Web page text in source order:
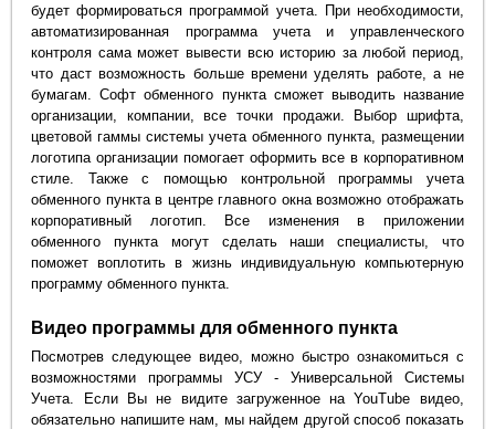
будет формироваться программой учета. При необходимости,
автоматизированная программа учета и управленческого
контроля сама может вывести всю историю за любой период,
что даст возможность больше времени уделять работе, а не
бумагам. Софт обменного пункта сможет выводить название
организации, компании, все точки продажи. Выбор шрифта,
цветовой гаммы системы учета обменного пункта, размещении
логотипа организации помогает оформить все в корпоративном
стиле. Также с помощью контрольной программы учета
обменного пункта в центре главного окна возможно отображать
корпоративный логотип. Все изменения в приложении
обменного пункта могут сделать наши специалисты, что
поможет воплотить в жизнь индивидуальную компьютерную
программу обменного пункта.
Видео программы для обменного пункта
Посмотрев следующее видео, можно быстро ознакомиться с
возможностями программы УСУ - Универсальной Системы
Учета. Если Вы не видите загруженное на YouTube видео,
обязательно напишите нам, мы найдем другой способ показать